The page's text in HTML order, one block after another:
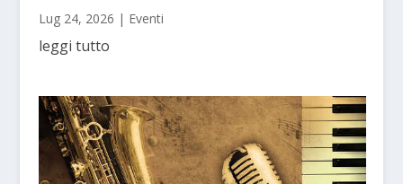
Lug 24, 2026 | Eventi
leggi tutto